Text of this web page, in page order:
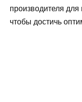
производителя для
чтобы достичь